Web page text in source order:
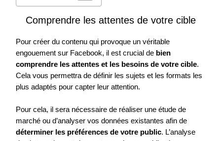
Comprendre les attentes de votre cible
Pour créer du contenu qui provoque un véritable
engouement sur Facebook, il est crucial de bien
comprendre les attentes et les besoins de votre cible.
Cela vous permettra de définir les sujets et les formats les
plus adaptés pour capter leur attention.
Pour cela, il sera nécessaire de réaliser une étude de
marché ou d’analyser vos données existantes afin de
déterminer les préférences de votre public. L’analyse